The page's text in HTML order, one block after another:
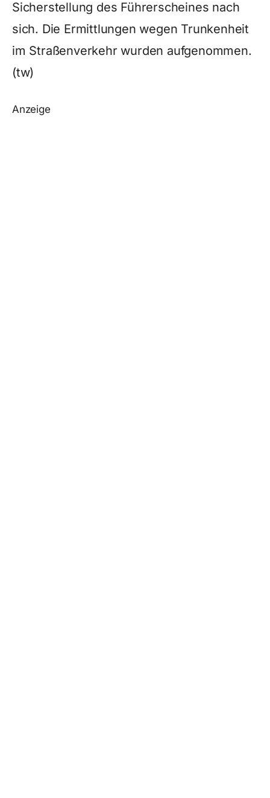
Sicherstellung des Führerscheines nach
sich. Die Ermittlungen wegen Trunkenheit
im Straßenverkehr wurden aufgenommen.
(tw)
Anzeige